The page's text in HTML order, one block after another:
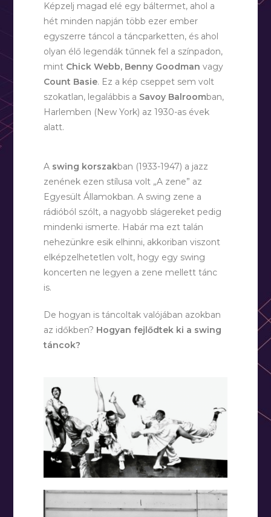
Képzelj magad elé egy báltermet, ahol a
hét minden napján több ezer ember
egyszerre táncol a táncparketten, és ahol
olyan élő legendák tűnnek fel a színpadon,
mint Chick Webb, Benny Goodman vagy
Count Basie. Ez a kép cseppet sem volt
szokatlan, legalábbis a Savoy Balroomban,
Harlemben (New York) az 1930-as évek
alatt.
A swing korszakban (1933-1947) a jazz
zenének ezen stílusa volt „A zene” az
Egyesült Államokban. A swing zene a
rádióból szólt, a nagyobb slágereket pedig
mindenki ismerte. Habár ma ezt talán
nehezünkre esik elhinni, akkoriban viszont
elképzelhetetlen volt, hogy egy swing
koncerten ne legyen a zene mellett tánc
is.
De hogyan is táncoltak valójában azokban
az időkben? Hogyan fejlődtek ki a swing
táncok?